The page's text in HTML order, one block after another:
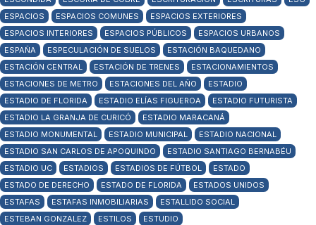
ESPACIOS
ESPACIOS COMUNES
ESPACIOS EXTERIORES
ESPACIOS INTERIORES
ESPACIOS PÚBLICOS
ESPACIOS URBANOS
ESPAÑA
ESPECULACIÓN DE SUELOS
ESTACIÓN BAQUEDANO
ESTACIÓN CENTRAL
ESTACIÓN DE TRENES
ESTACIONAMIENTOS
ESTACIONES DE METRO
ESTACIONES DEL AÑO
ESTADIO
ESTADIO DE FLORIDA
ESTADIO ELÍAS FIGUEROA
ESTADIO FUTURISTA
ESTADIO LA GRANJA DE CURICÓ
ESTADIO MARACANÁ
ESTADIO MONUMENTAL
ESTADIO MUNICIPAL
ESTADIO NACIONAL
ESTADIO SAN CARLOS DE APOQUINDO
ESTADIO SANTIAGO BERNABÉU
ESTADIO UC
ESTADIOS ESTADIOS DE FÚTBOL
ESTADO
ESTADO DE DERECHO
ESTADO DE FLORIDA
ESTADOS UNIDOS
ESTAFAS
ESTAFAS INMOBILIARIAS
ESTALLIDO SOCIAL
ESTEBAN GONZALEZ
ESTILOS
ESTUDIO